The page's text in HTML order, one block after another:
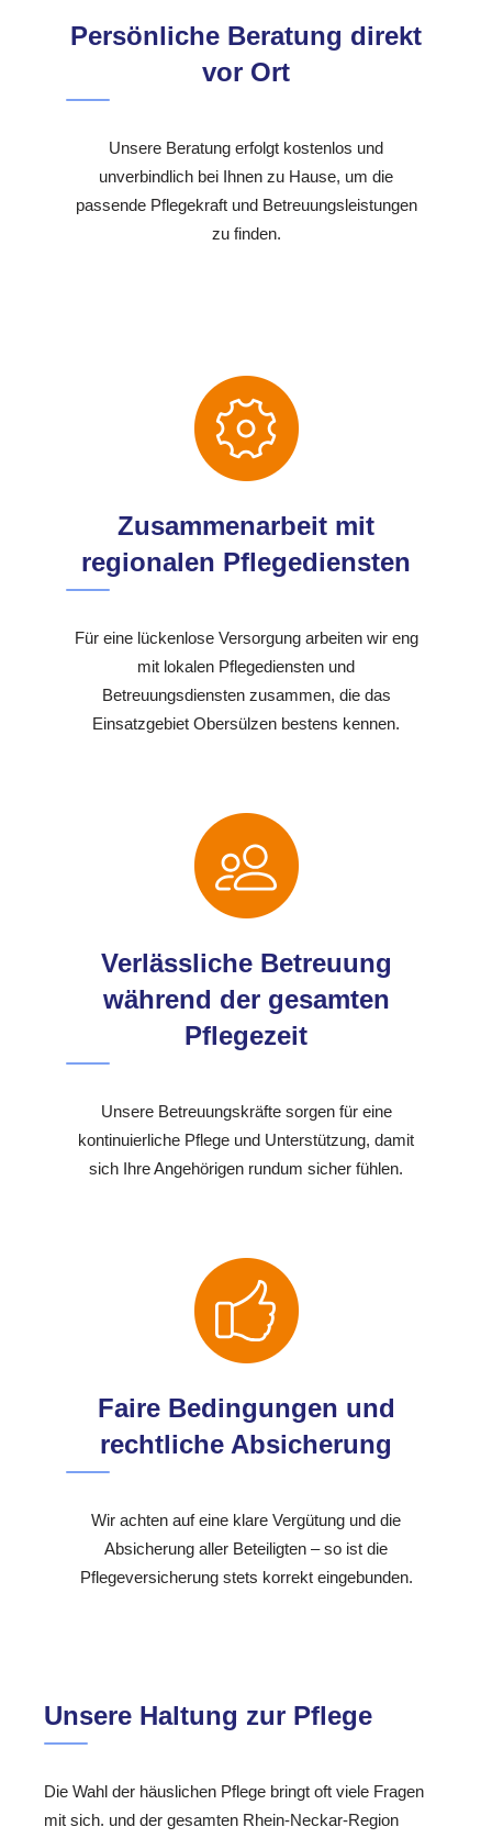
Persönliche Beratung direkt
vor Ort
Unsere Beratung erfolgt kostenlos und
unverbindlich bei Ihnen zu Hause, um die
passende Pflegekraft und Betreuungsleistungen
zu finden.
Zusammenarbeit mit
regionalen Pflegediensten
Für eine lückenlose Versorgung arbeiten wir eng
mit lokalen Pflegediensten und
Betreuungsdiensten zusammen, die das
Einsatzgebiet Obersülzen bestens kennen.
Verlässliche Betreuung
während der gesamten
Pflegezeit
Unsere Betreuungskräfte sorgen für eine
kontinuierliche Pflege und Unterstützung, damit
sich Ihre Angehörigen rundum sicher fühlen.
Faire Bedingungen und
rechtliche Absicherung
Wir achten auf eine klare Vergütung und die
Absicherung aller Beteiligten – so ist die
Pflegeversicherung stets korrekt eingebunden.
Unsere Haltung zur Pflege
Die Wahl der häuslichen Pflege bringt oft viele Fragen
mit sich. und der gesamten Rhein-Neckar-Region